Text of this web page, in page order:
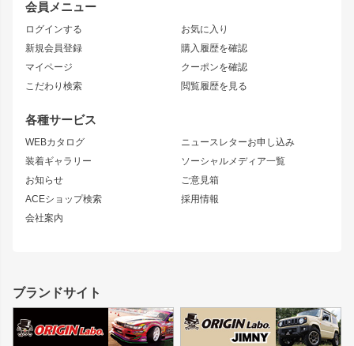
会員メニュー
ログインする
新規会員登録
マイページ
こだわり検索
お気に入り
購入履歴を確認
クーポンを確認
閲覧履歴を見る
各種サービス
WEBカタログ
装着ギャラリー
お知らせ
ACEショップ検索
会社案内
ニュースレターお申し込み
ソーシャルメディア一覧
ご意見箱
採用情報
トレノ
マークX
ニッサン
S15 シルビア
S14 シルビア 後期
S13 シルビア
180SX
シルエイティ
ワンビア
ローレル
セフィーロ
キャラバン
スズキ
GS350
SC
スバル 三菱
リアウイング
ジムニーパーツ
ホイール
MUD-S7
MUD-SR7
まつど家 鉄漢
ボンネット
フェンダー
サイドパーツ
リアゲート
メンテナンスパーツ
ブランドサイト